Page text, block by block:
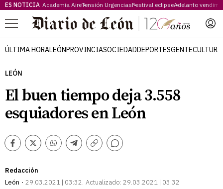
ES NOTICIA Academia AireTensión UrgenciasFestival eclipseAdelanto
Menú
ÚLTIMA HORALEÓNPROVINCIASOCIEDADDEPORTESGENTECULTURA
LEÓN
El buen tiempo deja 3.558
esquiadores en León
Facebook
TwitterWhatsappTelegram
Copiar
Comentarios
Redacción
León
29.03.2021 | 03:32 Actualizado: 29.03.2021 | 03:32